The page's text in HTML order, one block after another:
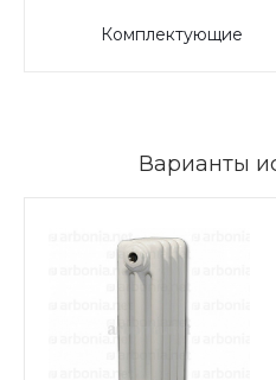
Комплектующие
Варианты